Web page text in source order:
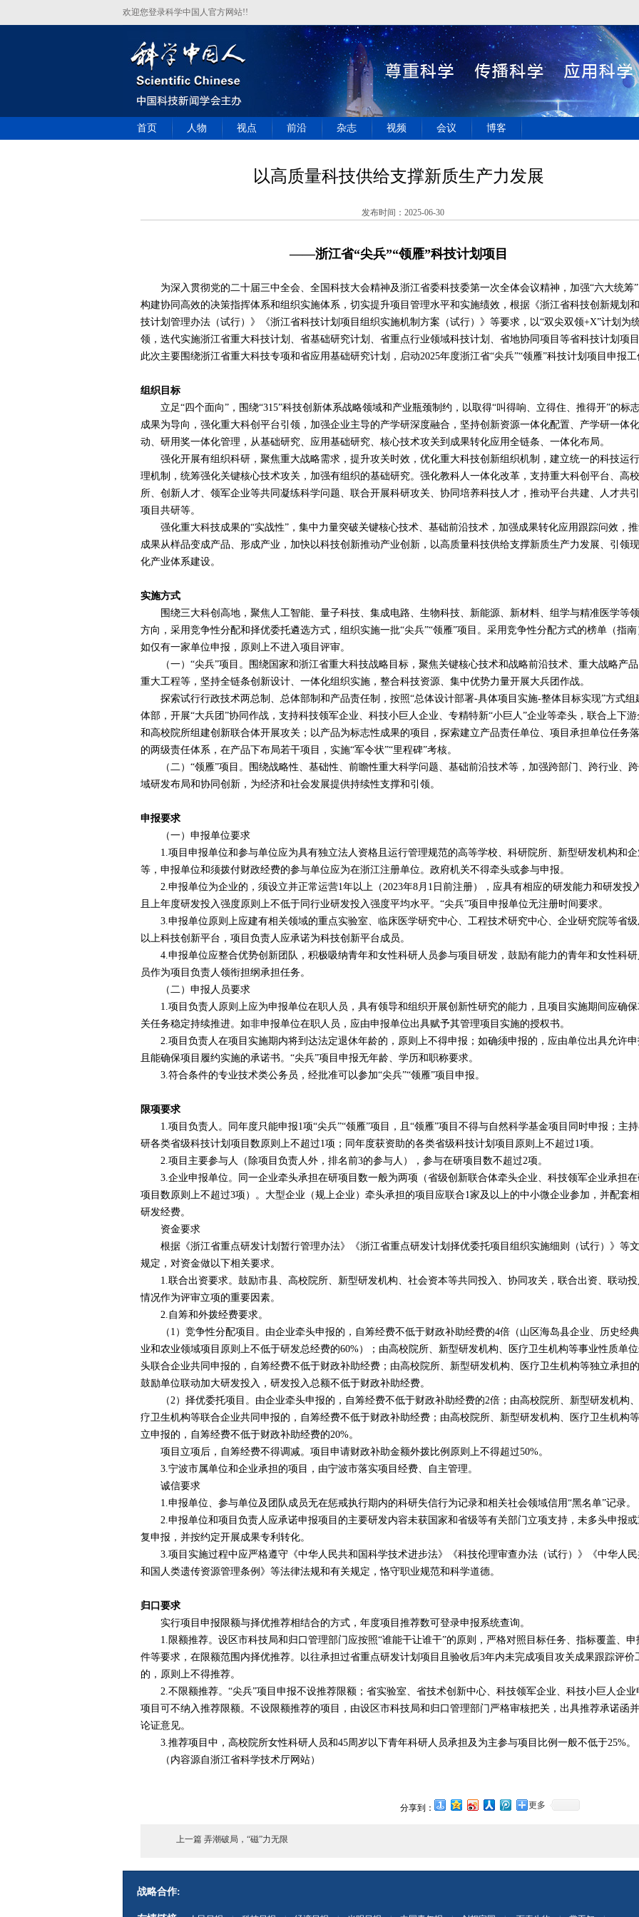
欢迎您登录科学中国人官方网站!!
首页 人物 视点 前沿 杂志 视频 会议 博客
以高质量科技供给支撑新质生产力发展
发布时间：2025-06-30
——浙江省“尖兵”“领雁”科技计划项目
为深入贯彻党的二十届三中全会、全国科技大会精神及浙江省委科技委第一次全体会议精神，加强“六大统筹”
构建协同高效的决策指挥体系和组织实施体系，切实提升项目管理水平和实施绩效，根据《浙江省科技创新规划
技计划管理办法（试行）》《浙江省科技计划项目组织实施机制方案（试行）》等要求，以“双尖双领+X”计划为
领，迭代实施浙江省重大科技计划、省基础研究计划、省重点行业领域科技计划、省地协同项目等省科技计划项目
此次主要围绕浙江省重大科技专项和省应用基础研究计划，启动2025年度浙江省“尖兵”“领雁”科技计划项目申报工
组织目标
立足“四个面向”，围绕“315”科技创新体系战略领域和产业瓶颈制约，以取得“叫得响、立得住、推得开”的标
成果为导向，强化重大科创平台引领，加强企业主导的产学研深度融合，坚持创新资源一体化配置、产学研一体
动、研用奖一体化管理，从基础研究、应用基础研究、核心技术攻关到成果转化应用全链条、一体化布局。
强化开展有组织科研，聚焦重大战略需求，提升攻关时效，优化重大科技创新组织机制，建立统一的科技运
理机制，统筹强化关键核心技术攻关，加强有组织的基础研究。强化教科人一体化改革，支持重大科创平台、高
所、创新人才、领军企业等共同凝练科学问题、联合开展科研攻关、协同培养科技人才，推动平台共建、人才共引
项目共研等。
强化重大科技成果的“实战性”，集中力量突破关键核心技术、基础前沿技术，加强成果转化应用跟踪问效，
成果从样品变成产品、形成产业，加快以科技创新推动产业创新，以高质量科技供给支撑新质生产力发展、引领
化产业体系建设。
实施方式
围绕三大科创高地，聚焦人工智能、量子科技、集成电路、生物科技、新能源、新材料、组学与精准医学等
方向，采用竞争性分配和择优委托遴选方式，组织实施一批“尖兵”“领雁”项目。采用竞争性分配方式的榜单（指南
如仅有一家单位申报，原则上不进入项目评审。
（一）“尖兵”项目。围绕国家和浙江省重大科技战略目标，聚焦关键核心技术和战略前沿技术、重大战略产品
重大工程等，坚持全链条创新设计、一体化组织实施，整合科技资源、集中优势力量开展大兵团作战。
探索试行行政技术两总制、总体部制和产品责任制，按照“总体设计部署-具体项目实施-整体目标实现”方式组
体部，开展“大兵团”协同作战，支持科技领军企业、科技小巨人企业、专精特新“小巨人”企业等牵头，联合上下游
和高校院所组建创新联合体开展攻关；以产品为标志性成果的项目，探索建立产品责任单位、项目承担单位任务
的两级责任体系，在产品下布局若干项目，实施“军令状”“里程碑”考核。
（二）“领雁”项目。围绕战略性、基础性、前瞻性重大科学问题、基础前沿技术等，加强跨部门、跨行业、
域研发布局和协同创新，为经济和社会发展提供持续性支撑和引领。
申报要求
（一）申报单位要求
1.项目申报单位和参与单位应为具有独立法人资格且运行管理规范的高等学校、科研院所、新型研发机构和企
等，申报单位和须拨付财政经费的参与单位应为在浙江注册单位。政府机关不得牵头或参与申报。
2.申报单位为企业的，须设立并正常运营1年以上（2023年8月 1 日前注册），应具有相应的研发能力和研发投
且上年度研发投入强度原则上不低于同行业研发投入强度平均水平。“尖兵”项目申报单位无注册时间要求。
3.申报单位原则上应建有相关领域的重点实验室、临床医学研究中心、工程技术研究中心、企业研究院等省级
以上科技创新平台，项目负责人应承诺为科技创新平台成员。
4.申报单位应整合优势创新团队，积极吸纳青年和女性科研人员参与项目研发，鼓励有能力的青年和女性科研
员作为项目负责人领衔担纲承担任务。
（二）申报人员要求
1.项目负责人原则上应为申报单位在职人员，具有领导和组织开展创新性研究的能力，且项目实施期间应确
关任务稳定持续推进。如非申报单位在职人员，应由申报单位出具赋予其管理项目实施的授权书。
2.项目负责人在项目实施期内将到达法定退休年龄的，原则上不得申报；如确须申报的，应由单位出具允许申
且能确保项目履约实施的承诺书。“尖兵”项目申报无年龄、学历和职称要求。
3.符合条件的专业技术类公务员，经批准可以参加“尖兵”“领雁”项目申报。
限项要求
1.项目负责人。同年度只能申报1项“尖兵”“领雁”项目，且“领雁”项目不得与自然科学基金项目同时申报；主
研各类省级科技计划项目数原则上不超过1项；同年度获资助的各类省级科技计划项目原则上不超过1项。
2.项目主要参与人（除项目负责人外，排名前3的参与人），参与在研项目数不超过2项。
3.企业申报单位。同一企业牵头承担在研项目数一般为两项（省级创新联合体牵头企业、科技领军企业承担
项目数原则上不超过3项）。大型企业（规上企业）牵头承担的项目应联合1家及以上的中小微企业参加，并配套
研发经费。
资金要求
根据《浙江省重点研发计划暂行管理办法》《浙江省重点研发计划择优委托项目组织实施细则（试行）》等
规定，对资金做以下相关要求。
1.联合出资要求。鼓励市县、高校院所、新型研发机构、社会资本等共同投入、协同攻关，联合出资、联动投
情况作为评审立项的重要因素。
2. 自筹和外拨经费要求。
（ 1 ）竞争性分配项目。由企业牵头申报的，自筹经费不低于财政补助经费的4倍（山区海岛县企业、历史经
业和农业领域项目原则上不低于研发总经费的60%）；由高校院所、新型研发机构、医疗卫生机构等事业性质单
头联合企业共同申报的，自筹经费不低于财政补助经费；由高校院所、新型研发机构、医疗卫生机构等独立承担的
鼓励单位联动加大研发投入，研发投入总额不低于财政补助经费。
（2）择优委托项目。由企业牵头申报的，自筹经费不低于财政补助经费的2倍；由高校院所、新型研发机构
疗卫生机构等联合企业共同申报的，自筹经费不低于财政补助经费；由高校院所、新型研发机构、医疗卫生机构
立申报的，自筹经费不低于财政补助经费的20%。
项目立项后，自筹经费不得调减。项目申请财政补助金额外拨比例原则上不得超过50%。
3.宁波市属单位和企业承担的项目，由宁波市落实项目经费、自主管理。
诚信要求
1.申报单位、参与单位及团队成员无在惩戒执行期内的科研失信行为记录和相关社会领域信用“黑名单”记录。
2.申报单位和项目负责人应承诺申报项目的主要研发内容未获国家和省级等有关部门立项支持，未多头申报
复申报，并按约定开展成果专利转化。
3.项目实施过程中应严格遵守《中华人民共和国科学技术进步法》《科技伦理审查办法（试行）》《中华人
和国人类遗传资源管理条例》等法律法规和有关规定，恪守职业规范和科学道德。
归口要求
实行项目申报限额与择优推荐相结合的方式，年度项目推荐数可登录申报系统查询。
1. 限额推荐。设区市科技局和归口管理部门应按照“谁能干让谁干”的原则，严格对照目标任务、指标覆盖、申
件等要求，在限额范围内择优推荐。以往承担过省重点研发计划项目且验收后3年内未完成项目攻关成果跟踪评价
的，原则上不得推荐。
2.不限额推荐。“尖兵”项目申报不设推荐限额；省实验室、省技术创新中心、科技领军企业、科技小巨人企业
项目可不纳入推荐限额。不设限额推荐的项目，由设区市科技局和归口管理部门严格审核把关，出具推荐承诺函
论证意见。
3.推荐项目中，高校院所女性科研人员和45周岁以下青年科研人员承担及为主参与项目比例一般不低于25%。
（内容源自浙江省科学技术厅网站）
分享到： 更多
上一篇 弄潮破局，“磁”力无限
战略合作: